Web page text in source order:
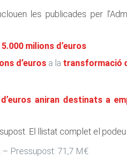
les publicades per
5.000 milions d’euros
d’euros a la transformació
aniran destinats a
El llistat complet el
– Pressupost: 71,7 M€